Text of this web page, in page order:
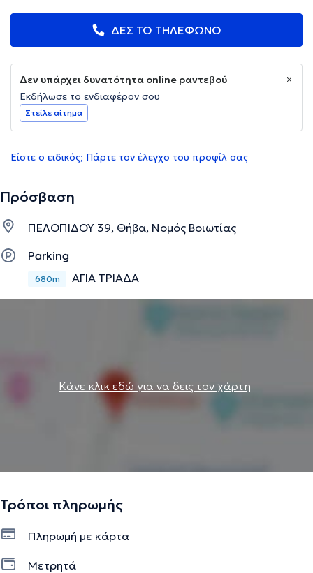
ΔΕΣ ΤΟ ΤΗΛΕΦΩΝΟ
Δεν υπάρχει δυνατότητα online ραντεβού
Εκδήλωσε το ενδιαφέρον σου
Στείλε αίτημα
Είστε ο ειδικός; Πάρτε τον έλεγχο του προφίλ σας
Πρόσβαση
ΠΕΛΟΠΙΔΟΥ 39, Θήβα, Νομός Βοιωτίας
Parking
680m ΑΓΙΑ ΤΡΙΑΔΑ
Κάνε κλικ εδώ για να δεις τον χάρτη
Τρόποι πληρωμής
Πληρωμή με κάρτα
Μετρητά